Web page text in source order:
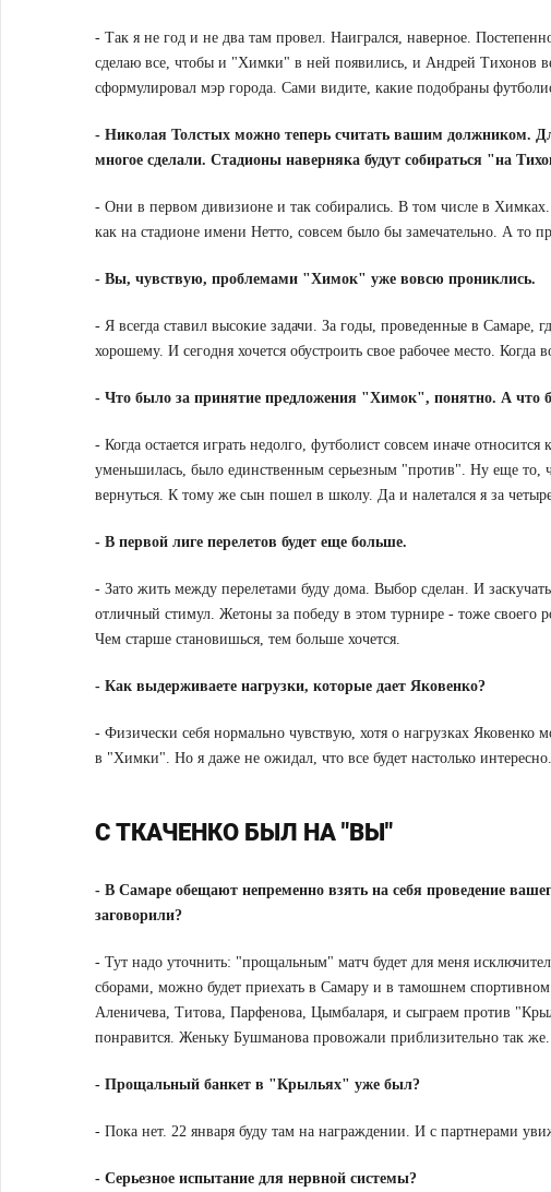
- Так я не год и не два там провел. Наигрался, наверное.
сделаю все, чтобы и "Химки" в ней появились, и Андрей Тихонов
сформулировал мэр города. Сами видите, какие подобраны
- Николая Толстых можно теперь считать вашим должником.
многое сделали. Стадионы наверняка будут собираться "на
- Они в первом дивизионе и так собирались. В том числе в
как на стадионе имени Нетто, совсем было бы замечательно. А то
- Вы, чувствую, проблемами "Химок" уже вовсю прониклись.
- Я всегда ставил высокие задачи. За годы, проведенные в Самаре,
хорошему. И сегодня хочется обустроить свое рабочее место. Когда
- Что было за принятие предложения "Химок", понятно. А что
- Когда остается играть недолго, футболист совсем иначе
уменьшилась, было единственным серьезным "против". Ну еще то,
вернуться. К тому же сын пошел в школу. Да и налетался я за
- В первой лиге перелетов будет еще больше.
- Зато жить между перелетами буду дома. Выбор сделан. И
отличный стимул. Жетоны за победу в этом турнире - тоже своего
Чем старше становишься, тем больше хочется.
- Как выдерживаете нагрузки, которые дает Яковенко?
- Физически себя нормально чувствую, хотя о нагрузках Яковенко
в "Химки". Но я даже не ожидал, что все будет настолько
С ТКАЧЕНКО БЫЛ НА "ВЫ"
- В Самаре обещают непременно взять на себя проведение
заговорили?
- Тут надо уточнить: "прощальным" матч будет для меня
сборами, можно будет приехать в Самару и в тамошнем
Аленичева, Титова, Парфенова, Цымбаларя, и сыграем против
понравится. Женьку Бушманова провожали приблизительно так же.
- Прощальный банкет в "Крыльях" уже был?
- Пока нет. 22 января буду там на награждении. И с партнерами
- Серьезное испытание для нервной системы?